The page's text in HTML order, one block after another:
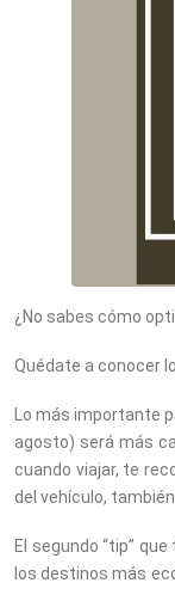
¿No sabes cómo
Quédate a conocer
Lo más importante
agosto) será más
cuando viajar, te
del vehículo,
El segundo “tip”
los destinos más